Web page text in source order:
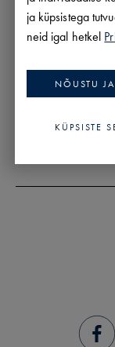
ja küpsistega
neid igal hetkel
NÕUSTU
KÜPSISTE